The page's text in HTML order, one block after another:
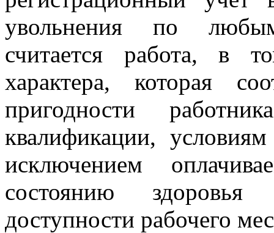
увольнения по
считается работа, в
характера, которая
пригодности
квалификации,
исключением
состоянию
доступности рабочего